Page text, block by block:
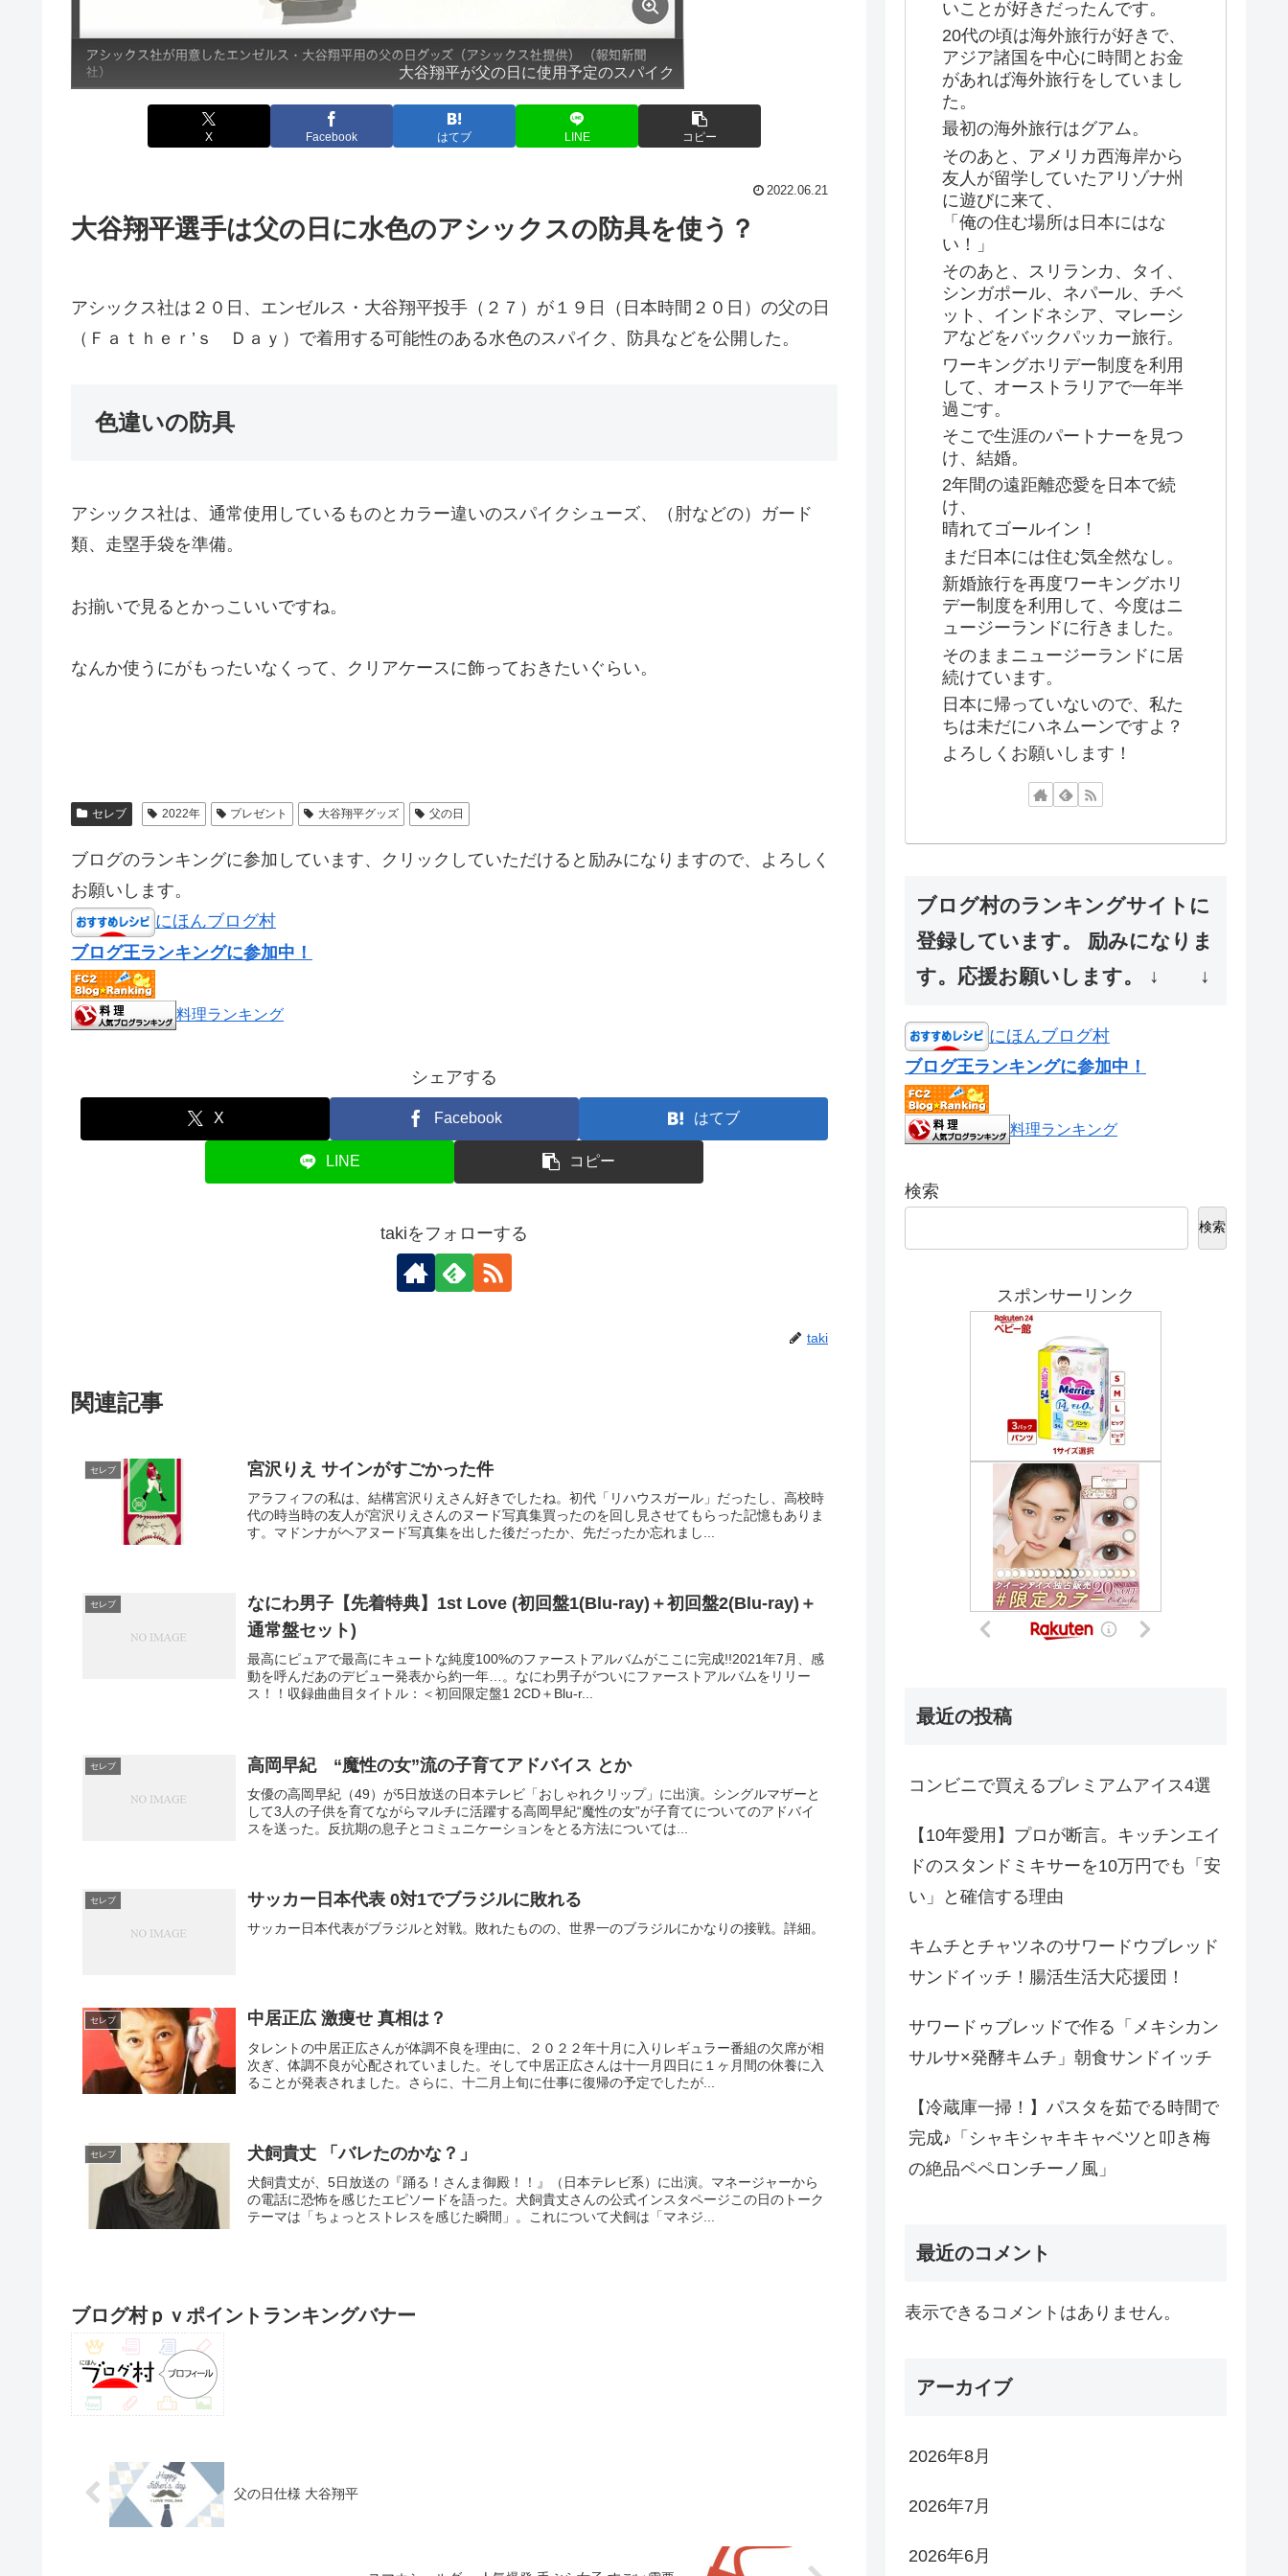
大谷翔平が父の日に使用予定のスパイク
X Facebook はてブ LINE コピー
2022.06.21
大谷翔平選手は父の日に水色のアシックスの防具を使う？
アシックス社は２０日、エンゼルス・大谷翔平投手（２７）が１９日（日本時間２０日）の父の日
（Ｆａｔｈｅｒ’ｓ Ｄａｙ）で着用する可能性のある水色のスパイク、防具などを公開した。
色違いの防具
アシックス社は、通常使用しているものとカラー違いのスパイクシューズ、（肘などの）ガード
類、走塁手袋を準備。
お揃いで見るとかっこいいですね。
なんか使うにがもったいなくって、クリアケースに飾っておきたいぐらい。
セレブ 2022年 プレゼント 大谷翔平グッズ 父の日
ブログのランキングに参加しています、クリックしていただけると励みになりますので、よろしく
お願いします。
にほんブログ村
ブログ王ランキングに参加中！
料理ランキング
シェアする
X Facebook はてブ
LINE コピー
takiをフォローする
taki
関連記事
セレブ 宮沢りえ サインがすごかった件
アラフィフの私は、結構宮沢りえさん好きでしたね。初代「リハウスガール」だったし、高校時
代の時当時の友人が宮沢りえさんのヌード写真集買ったのを回し見させてもらった記憶もありま
す。マドンナがヘアヌード写真集を出した後だったか、先だったか忘れまし...
セレブ
なにわ男子【先着特典】1st Love (初回盤1(Blu-ray)＋初回盤2(Blu-ray)＋
通常盤セット)
最高にピュアで最高にキュートな純度100%のファーストアルバムがここに完成!!2021年7月、感
動を呼んだあのデビュー発表から約一年…。なにわ男子がついにファーストアルバムをリリー
ス！！収録曲曲目タイトル：＜初回限定盤1 2CD＋Blu-r...
セレブ 高岡早紀 “魔性の女”流の子育てアドバイス とか
女優の高岡早紀（49）が5日放送の日本テレビ「おしゃれクリップ」に出演。シングルマザーと
して3人の子供を育てながらマルチに活躍する高岡早紀“魔性の女”が子育てについてのアドバイ
スを送った。反抗期の息子とコミュニケーションをとる方法については...
セレブ サッカー日本代表 0対1でブラジルに敗れる
サッカー日本代表がブラジルと対戦。敗れたものの、世界一のブラジルにかなりの接戦。詳細。
セレブ 中居正広 激痩せ 真相は？
タレントの中居正広さんが体調不良を理由に、２０２２年十月に入りレギュラー番組の欠席が相
次ぎ、体調不良が心配されていました。そして中居正広さんは十一月四日に１ヶ月間の休養に入
ることが発表されました。さらに、十二月上旬に仕事に復帰の予定でしたが...
セレブ 犬飼貴丈 「バレたのかな？」
犬飼貴丈が、5日放送の『踊る！さんま御殿！！』（日本テレビ系）に出演。マネージャーから
の電話に恐怖を感じたエピソードを語った。犬飼貴丈さんの公式インスタページこの日のトーク
テーマは「ちょっとストレスを感じた瞬間」。これについて犬飼は「マネジ...
ブログ村ｐｖポイントランキングバナー
父の日仕様 大谷翔平
いことが好きだったんです。
20代の頃は海外旅行が好きで、
アジア諸国を中心に時間とお金
があれば海外旅行をしていまし
た。
最初の海外旅行はグアム。
そのあと、アメリカ西海岸から
友人が留学していたアリゾナ州
に遊びに来て、
「俺の住む場所は日本にはな
い！」
そのあと、スリランカ、タイ、
シンガポール、ネパール、チベ
ット、インドネシア、マレーシ
アなどをバックパッカー旅行。
ワーキングホリデー制度を利用
して、オーストラリアで一年半
過ごす。
そこで生涯のパートナーを見つ
け、結婚。
2年間の遠距離恋愛を日本で続
け、
晴れてゴールイン！
まだ日本には住む気全然なし。
新婚旅行を再度ワーキングホリ
デー制度を利用して、今度はニ
ュージーランドに行きました。
そのままニュージーランドに居
続けています。
日本に帰っていないので、私た
ちは未だにハネムーンですよ？
よろしくお願いします！
ブログ村のランキングサイトに
登録しています。 励みになりま
す。応援お願いします。 ↓ ↓
にほんブログ村
ブログ王ランキングに参加中！
料理ランキング
検索
検索
スポンサーリンク
最近の投稿
コンビニで買えるプレミアムアイス4選
【10年愛用】プロが断言。キッチンエイ
ドのスタンドミキサーを10万円でも「安
い」と確信する理由
キムチとチャツネのサワードウブレッド
サンドイッチ！腸活生活大応援団！
サワードゥブレッドで作る「メキシカン
サルサ×発酵キムチ」朝食サンドイッチ
【冷蔵庫一掃！】パスタを茹でる時間で
完成♪「シャキシャキキャベツと叩き梅
の絶品ペペロンチーノ風」
最近のコメント
表示できるコメントはありません。
アーカイブ
2026年8月
2026年7月
2026年6月